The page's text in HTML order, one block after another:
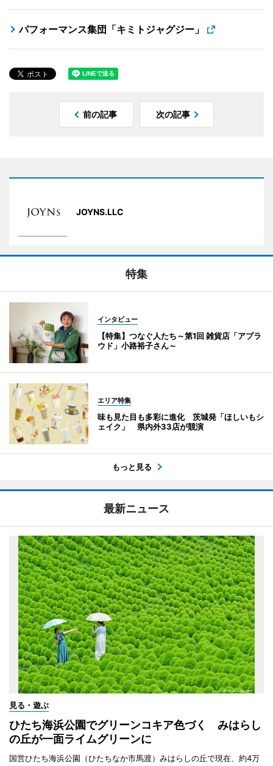
パフォーマンス集団「キミトジャグジー」
前の記事 次の記事
JOYNS.LLC
特集
インタビュー
【特集】つなぐ人たち～第1回 雑貨店「アプラ
ウド」小路裕子さん～
エリア特集
味も見た目も多彩に進化 茨城発「ほしいもシ
ェイク」 県内外33店が競演
もっと見る
最新ニュース
見る・遊ぶ
ひたち海浜公園でグリーンコキア色づく みはらし
の丘が一面ライムグリーンに
国営ひたち海浜公園（ひたちなか市馬渡）みはらしの丘で現在、約4万